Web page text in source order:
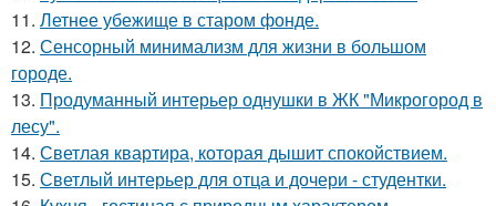
11. Летнее убежище в старом фонде.
12. Сенсорный минимализм для жизни в большом
городе.
13. Продуманный интерьер однушки в ЖК "Микрогород в
лесу".
14. Светлая квартира, которая дышит спокойствием.
15. Светлый интерьер для отца и дочери - студентки.